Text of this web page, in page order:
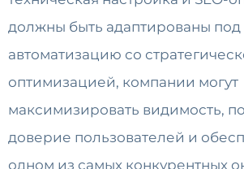
должны быть адаптированы под
автоматизацию со
оптимизацией, компании могут
максимизировать видимость,
доверие пользователей и
одном из самых конкурентных